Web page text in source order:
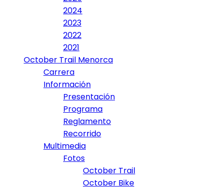
2024
2023
2022
2021
October Trail Menorca
Carrera
Información
Presentación
Programa
Reglamento
Recorrido
Multimedia
Fotos
October Trail
October Bike